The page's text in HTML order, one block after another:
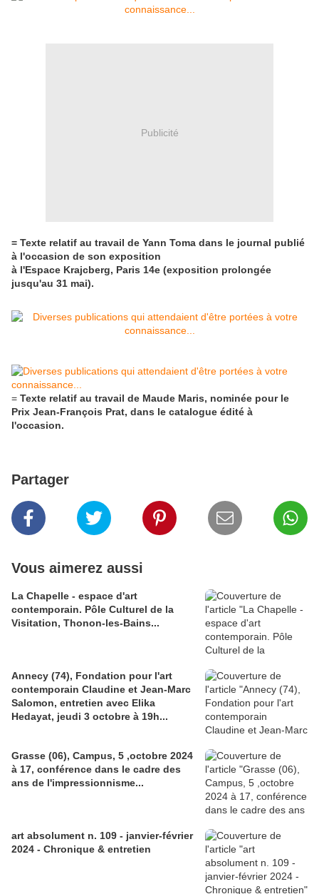
Publicité
= Texte relatif au travail de Yann Toma dans le journal publié
à l'occasion de son exposition
à l'Espace Krajcberg, Paris 14e (exposition prolongée
jusqu'au 31 mai).
= Texte relatif au travail de Maude Maris, nominée pour le
Prix Jean-François Prat, dans le catalogue édité à
l'occasion.
Partager
Vous aimerez aussi
La Chapelle - espace d'art
contemporain. Pôle Culturel de la
Visitation, Thonon-les-Bains...
Annecy (74), Fondation pour l'art
contemporain Claudine et Jean-Marc
Salomon, entretien avec Elika
Hedayat, jeudi 3 octobre à 19h...
Grasse (06), Campus, 5 ,octobre 2024
à 17, conférence dans le cadre des
ans de l'impressionnisme...
art absolument n. 109 - janvier-février
2024 - Chronique & entretien